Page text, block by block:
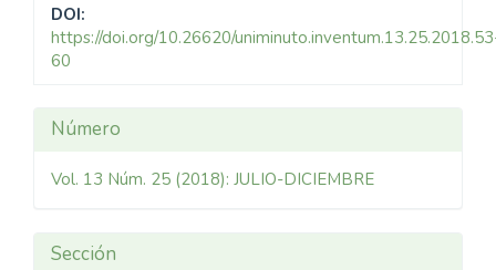
DOI:
https://doi.org/10.26620/
60
Detalles
del
Número
Vol. 13 Núm. 25 (2018): JULIO-DICIEMBRE
Sección